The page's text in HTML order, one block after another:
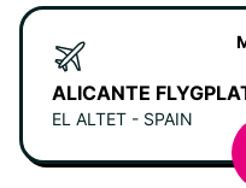
ALICANTE
EL ALTET - SPAIN